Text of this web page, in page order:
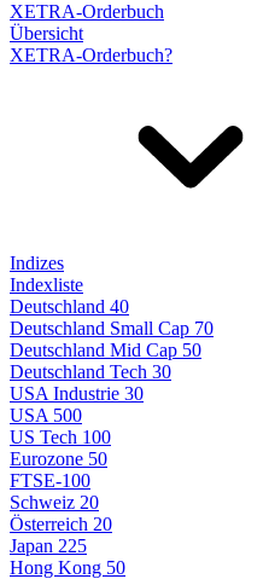
XETRA-Orderbuch
Übersicht
XETRA-Orderbuch?
Indizes
Indexliste
Deutschland 40
Deutschland Small Cap 70
Deutschland Mid Cap 50
Deutschland Tech 30
USA Industrie 30
USA 500
US Tech 100
Eurozone 50
FTSE-100
Schweiz 20
Österreich 20
Japan 225
Hong Kong 50